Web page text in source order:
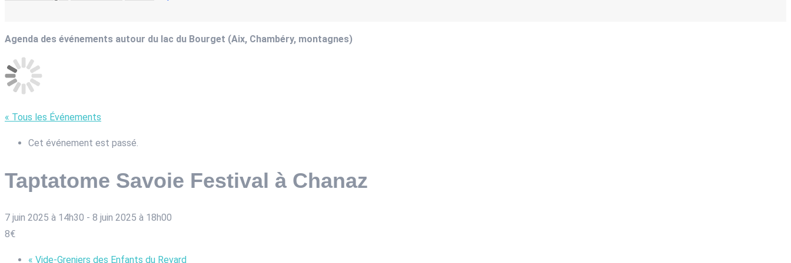
Agenda des événements autour du lac du Bourget (Aix, Chambéry, montagnes)
« Tous les Événements
Cet événement est passé.
Taptatome Savoie Festival à Chanaz
7 juin 2025 à 14h30 - 8 juin 2025 à 18h00
8€
« Vide-Greniers des Enfants du Revard